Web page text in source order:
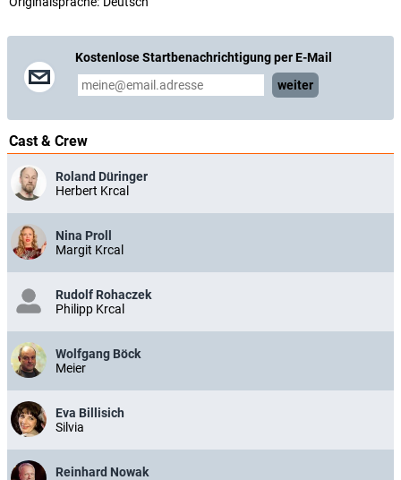
Kostenlose Startbenachrichtigung per E-Mail
weiter
Cast & Crew
Roland Düringer
Herbert Krcal
Nina Proll
Margit Krcal
Rudolf Rohaczek
Philipp Krcal
Wolfgang Böck
Meier
Eva Billisich
Silvia
Reinhard Nowak